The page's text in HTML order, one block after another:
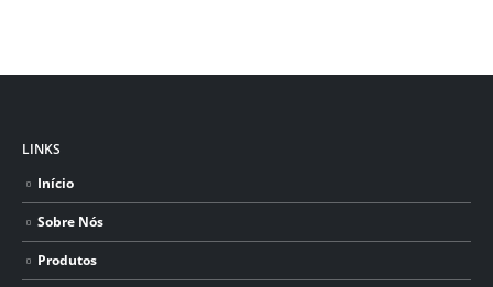
LINKS
Início
Sobre Nós
Produtos